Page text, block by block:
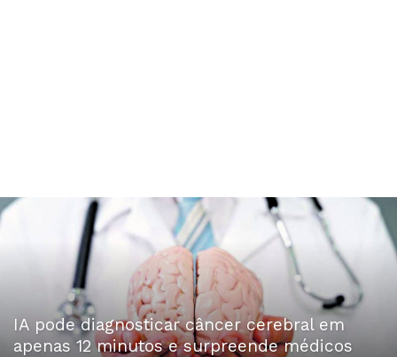
IA pode diagnosticar câncer cerebral em
apenas 12 minutos e surpreende médicos